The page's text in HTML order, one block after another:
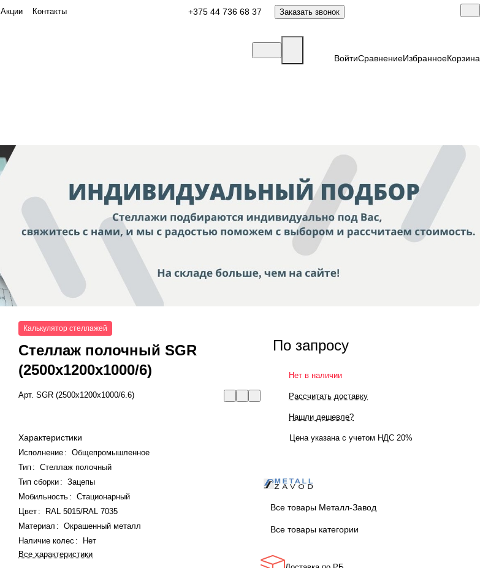
Акции Контакты +375 44 736 68 37 Заказать звонок
ВойтиСравнениеИзбранноеКорзина
Калькулятор стеллажей
Стеллаж полочный SGR
(2500x1200x1000/6)
Арт.SGR (2500x1200x1000/6.6)
Характеристики
Исполнение :
Общепромышленное
Тип :
Стеллаж полочный
Тип сборки:
Зацепы
Мобильность :
Стационарный
Цвет :
RAL 5015/RAL 7035
Материал :
Окрашенный металл
Наличие колес :
Нет
Все характеристики
По запросу
Нет в наличии
Рассчитать доставку
Нашли дешевле?
Цена указана с учетом НДС 20%
Все товары Металл-Завод
Все товары категории